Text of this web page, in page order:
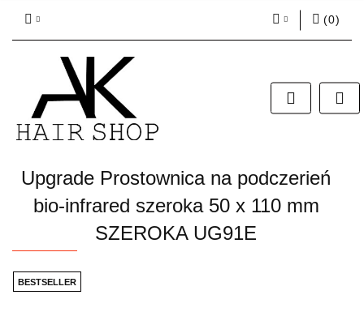
Zarejestruj się
Dodaj zgłoszenie
(0)
Upgrade Prostownica na podczerień
bio-infrared szeroka 50 x 110 mm
SZEROKA UG91E
BESTSELLER